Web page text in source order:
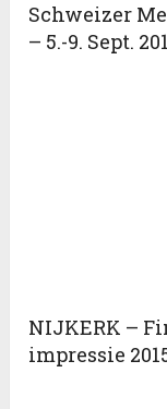
Schweizer
– 5.-9. Sept.
NIJKERK –
impressie